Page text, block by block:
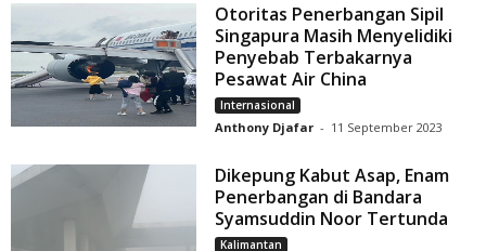
Otoritas Penerbangan Sipil
Singapura Masih Menyelidiki
Penyebab Terbakarnya
Pesawat Air China
Internasional
Anthony Djafar - 11 September 2023
Dikepung Kabut Asap, Enam
Penerbangan di Bandara
Syamsuddin Noor Tertunda
Kalimantan